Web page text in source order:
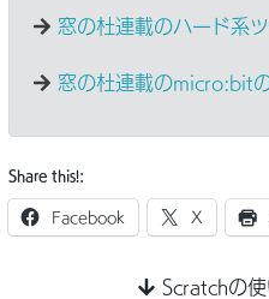
窓の杜連載のハード系
窓の杜連載のmicro:bit
Share this!:
Facebook X
Scratchの使